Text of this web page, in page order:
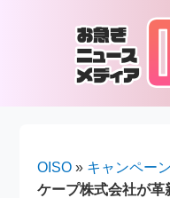
OISO » キャンペー
ケープ株式会社が